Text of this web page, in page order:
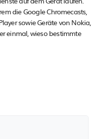
die Google Chromecasts,
sowie Geräte von Nokia,
einmal, wieso bestimmte